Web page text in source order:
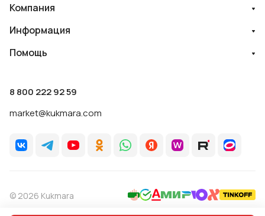
Компания
Информация
Помощь
8 800 222 92 59
market@kukmara.com
© 2026 Kukmara